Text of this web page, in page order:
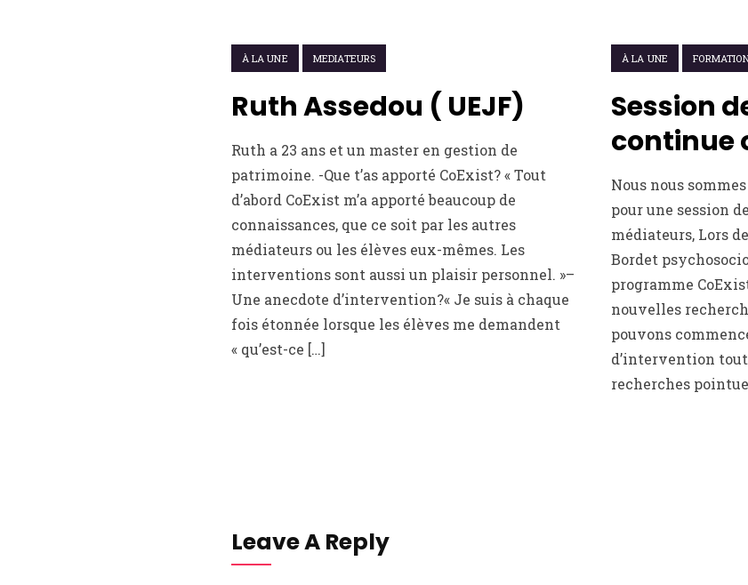
À LA UNE MEDIATEURS
Ruth Assedou ( UEJF)
Ruth a 23 ans et un master en gestion de
patrimoine. -Que t’as apporté CoExist? « Tout
d’abord CoExist m’a apporté beaucoup de
connaissances, que ce soit par les autres
médiateurs ou les élèves eux-mêmes. Les
interventions sont aussi un plaisir personnel. »–
Une anecdote d’intervention?« Je suis à chaque
fois étonnée lorsque les élèves me demandent
« qu’est-ce […]
À LA UNE
Session
continue
Nous nous
pour une session
médiateurs, Lors
Bordet
programme
nouvelles
pouvons
d’intervention
recherches
Leave A Reply